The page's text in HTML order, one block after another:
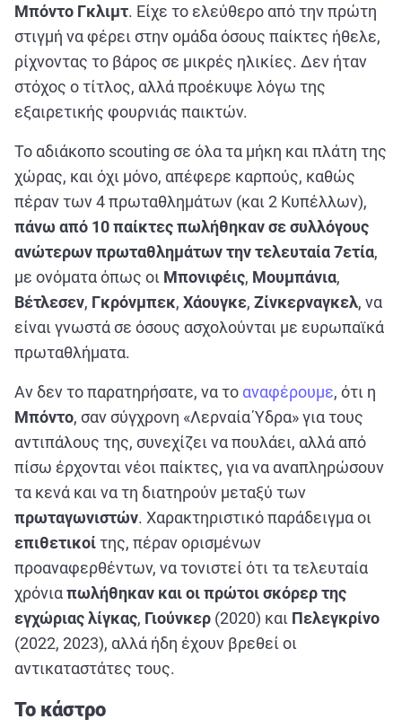
Μπόντο Γκλιμτ. Είχε το ελεύθερο από την πρώτη
στιγμή να φέρει στην ομάδα όσους παίκτες ήθελε,
ρίχνοντας το βάρος σε μικρές ηλικίες. Δεν ήταν
στόχος ο τίτλος, αλλά προέκυψε λόγω της
εξαιρετικής φουρνιάς παικτών.
Το αδιάκοπο scouting σε όλα τα μήκη και πλάτη της
χώρας, και όχι μόνο, απέφερε καρπούς, καθώς
πέραν των 4 πρωταθλημάτων (και 2 Κυπέλλων),
πάνω από 10 παίκτες πωλήθηκαν σε συλλόγους
ανώτερων πρωταθλημάτων την τελευταία 7ετία,
με ονόματα όπως οι Μπονιφέις, Μουμπάνια,
Βέτλεσεν, Γκρόνμπεκ, Χάουγκε, Ζίνκερναγκελ, να
είναι γνωστά σε όσους ασχολούνται με ευρωπαϊκά
πρωταθλήματα.
Αν δεν το παρατηρήσατε, να το αναφέρουμε, ότι η
Μπόντο, σαν σύγχρονη «Λερναία Ύδρα» για τους
αντιπάλους της, συνεχίζει να πουλάει, αλλά από
πίσω έρχονται νέοι παίκτες, για να αναπληρώσουν
τα κενά και να τη διατηρούν μεταξύ των
πρωταγωνιστών. Χαρακτηριστικό παράδειγμα οι
επιθετικοίτης, πέραν ορισμένων
προαναφερθέντων, να τονιστεί ότι τα τελευταία
χρόνιαπωλήθηκαν και οι πρώτοι σκόρερ της
εγχώριας λίγκας, Γιούνκερ (2020) και Πελεγκρίνο
(2022, 2023), αλλά ήδη έχουν βρεθεί οι
αντικαταστάτες τους.
Το κάστρο